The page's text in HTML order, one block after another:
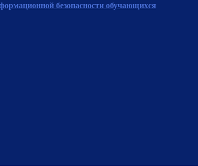
безопасности обучающихся